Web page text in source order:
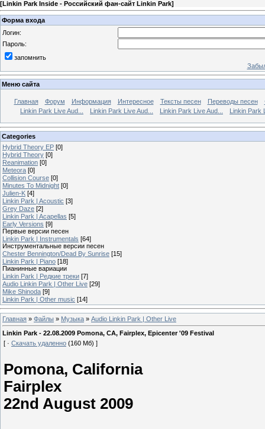
[Linkin Park Inside - Российский фан-сайт Linkin Park]
Форма входа
Логин:
Пароль:
запомнить
Меню сайта
Главная Форум Информация Интересное Тексты песен Переводы песен
Linkin Park Live Aud...
Linkin Park Live Aud... Linkin Park Live Aud... Linkin Park
Categories
Hybrid Theory EP [0]
Hybrid Theory [0]
Reanimation [0]
Meteora [0]
Collision Course [0]
Minutes To Midnight [0]
Julien-K [4]
Linkin Park | Acoustic [3]
Grey Daze [2]
Linkin Park | Acapellas [5]
Early Versions [9]
Первые версии песен
Linkin Park | Instrumentals [64]
Инструментальные версии песен
Chester Bennington/Dead By Sunrise [15]
Linkin Park | Piano [18]
Пианинные вариации
Linkin Park | Редкие треки [7]
Audio Linkin Park | Other Live [29]
Mike Shinoda [9]
Linkin Park | Other music [14]
Главная » Файлы » Музыка » Audio Linkin Park | Other Live
Linkin Park - 22.08.2009 Pomona, CA, Fairplex, Epicenter '09 Festival
[ · Скачать удаленно (160 Мб) ]
Pomona, California
Fairplex
22nd August 2009